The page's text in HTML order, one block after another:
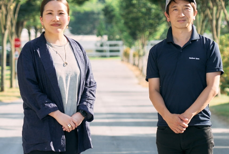
サービス
Service
お客様の声
Voice
取り組み
Initiative
コラム
Column